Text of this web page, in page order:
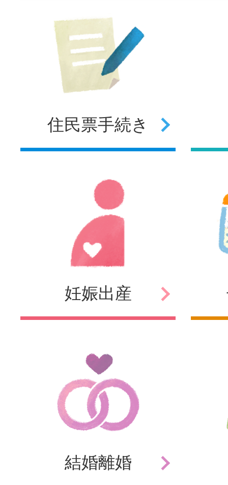
住民票手続き
妊娠出産
結婚離婚